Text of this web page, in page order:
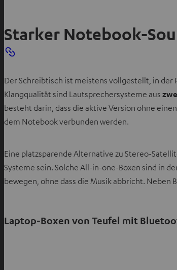
Starker Notebook-
Der Schreibtisch ist meistens vollgestellt, in der
Klangqualität sind Lautsprechersysteme aus
besteht darin, dass die aktive Version ohne
dem Notebook verbunden werden.
Eine platzsparende Alternative zu Stereo-
Systeme sein. Solche All-in-one-Boxen sind in
bewegen, ohne dass die Musik abbricht.
Laptop-Boxen von Teufel mit